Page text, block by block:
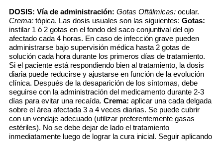
DOSIS: Vía de administración: Gotas Oftálmicas: ocular.
Crema: tópica. Las dosis usuales son las siguientes: Gotas:
instilar 1 ó 2 gotas en el fondo del saco conjuntival del ojo
afectado cada 4 horas. En caso de infección grave pueden
administrarse bajo supervisión médica hasta 2 gotas de
solución cada hora durante los primeros días de tratamiento.
Si el paciente está respondiendo bien al tratamiento, la dosis
diaria puede reducirse y ajustarse en función de la evolución
clínica. Después de la desaparición de los síntomas, debe
seguirse con la administración del medicamento durante 2-3
días para evitar una recaída. Crema: aplicar una cada delgada
sobre el área afectada 3 a 4 veces diarias. Se puede cubrir
con un vendaje adecuado (utilizar preferentemente gasas
estériles). No se debe dejar de lado el tratamiento
inmediatamente luego de lograr la cura inicial. Seguir aplicando